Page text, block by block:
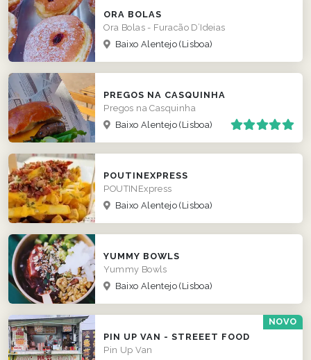
ORA BOLAS
Ora Bolas - Furacão D’Ideias
Baixo Alentejo(Lisboa)
PREGOS NA CASQUINHA
Pregos na Casquinha
Baixo Alentejo(Lisboa)
POUTINEXPRESS
POUTINExpress
Baixo Alentejo(Lisboa)
YUMMY BOWLS
Yummy Bowls
Baixo Alentejo(Lisboa)
NOVO
PIN UP VAN - STREEET FOOD
Pin Up Van